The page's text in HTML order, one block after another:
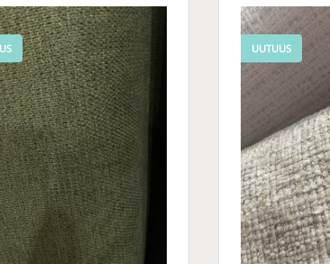
UUTUUS